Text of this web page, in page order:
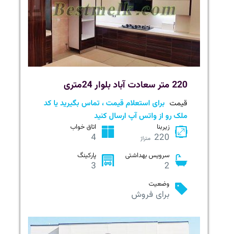
220 متر سعادت آباد بلوار 24متری
قیمت برای استعلام قیمت ، تماس بگیرید یا کد
ملک رو از واتس آپ ارسال کنید
زیربنا
220 متراژ
اتاق خواب
4
سرویس بهداشتی
2
پارکینگ
3
وضعیت
برای فروش